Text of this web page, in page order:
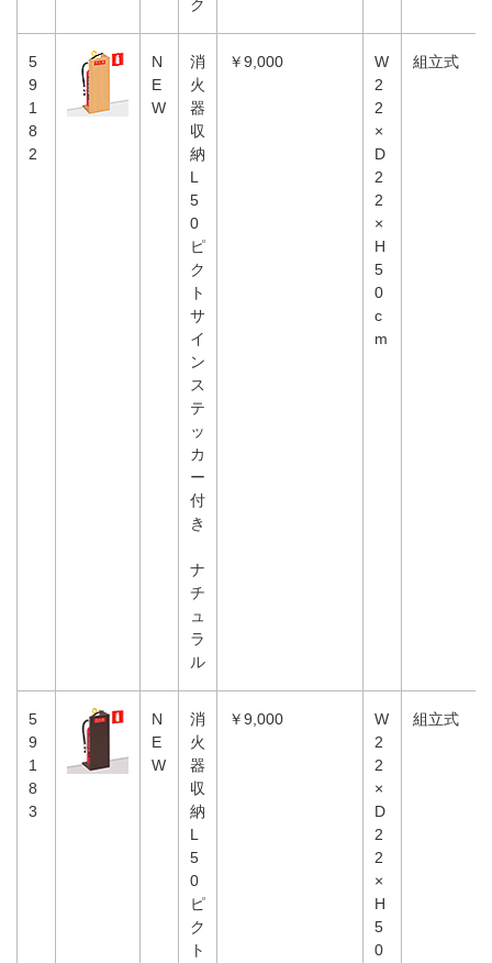
ク
5
9
1
8
2
N
E
W
消
火
器
収
納
L
5
0
ピ
ク
ト
サ
イ
ン
ス
テ
ッ
カ
ー
付
き
ナ
チ
ュ
ラ
ル
￥9,000
W
2
2
×
D
2
2
×
H
5
0
c
m
組立式
5
9
1
8
3
N
E
W
消
火
器
収
納
L
5
0
ピ
ク
ト
￥9,000
W
2
2
×
D
2
2
×
H
5
0
組立式